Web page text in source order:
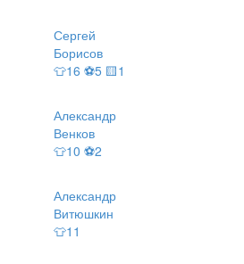
Сергей
Борисов
👕16 ⚽5 🟨1
Александр
Венков
👕10 ⚽2
Александр
Витюшкин
👕11